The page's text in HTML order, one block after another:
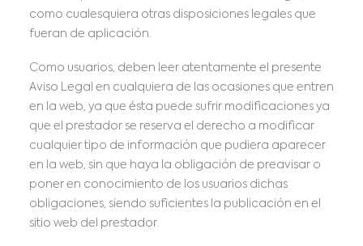
como cualesquiera otras disposiciones legales que
fueran de aplicación.
Como usuarios, deben leer atentamente el presente
Aviso Legal en cualquiera de las ocasiones que entren
en la web, ya que ésta puede sufrir modificaciones ya
que el prestador se reserva el derecho a modificar
cualquier tipo de información que pudiera aparecer
en la web, sin que haya la obligación de preavisar o
poner en conocimiento de los usuarios dichas
obligaciones, siendo suficientes la publicación en el
sitio web del prestador.